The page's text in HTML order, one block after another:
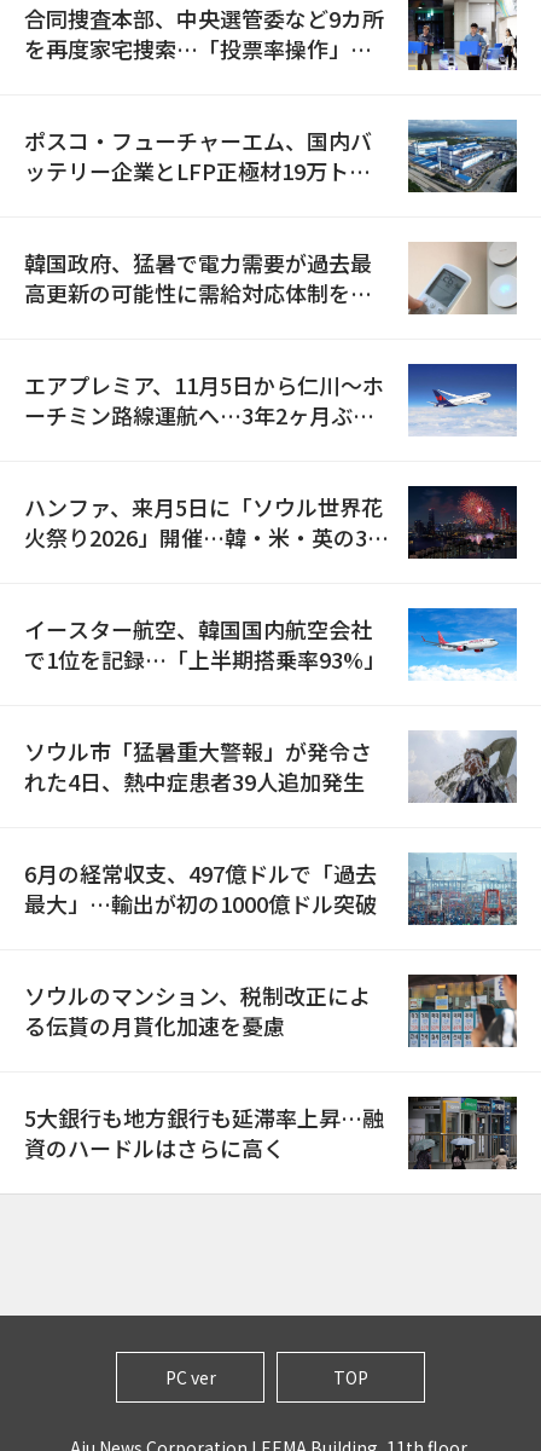
合同捜査本部、中央選管委など9カ所
を再度家宅捜索…「投票率操作」の
ポスコ・フューチャーエム、国内バ
ッテリー企業とLFP正極材19万トン
韓国政府、猛暑で電力需要が過去最
高更新の可能性に需給対応体制を点
エアプレミア、11月5日から仁川〜ホ
ーチミン路線運航へ…3年2ヶ月ぶり
ハンファ、来月5日に「ソウル世界花
火祭り2026」開催…韓・米・英の3カ
イースター航空、韓国国内航空会社
で1位を記録…「上半期搭乗率93%」
ソウル市「猛暑重大警報」が発令さ
れた4日、熱中症患者39人追加発生
6月の経常収支、497億ドルで「過去
最大」…輸出が初の1000億ドル突破
ソウルのマンション、税制改正によ
る伝貰の月貰化加速を憂慮
5大銀行も地方銀行も延滞率上昇…融
資のハードルはさらに高く
PC ver TOP